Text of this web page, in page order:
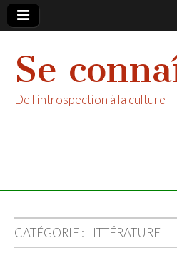
Se
De l'introspection à la culture
CATÉGORIE : LITTÉRATURE